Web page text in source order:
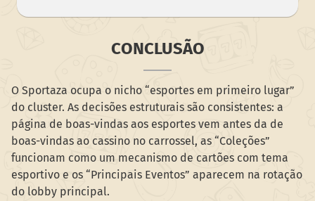
CONCLUSÃO
O Sportaza ocupa o nicho “esportes em primeiro lugar”
do cluster. As decisões estruturais são consistentes: a
página de boas-vindas aos esportes vem antes da de
boas-vindas ao cassino no carrossel, as “Coleções”
funcionam como um mecanismo de cartões com tema
esportivo e os “Principais Eventos” aparecem na rotação
do lobby principal.